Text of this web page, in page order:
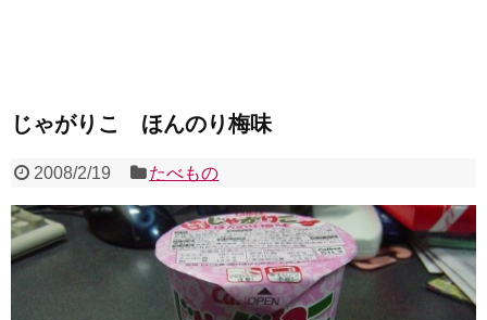
じゃがりこ ほんのり梅味
2008/2/19 たべもの